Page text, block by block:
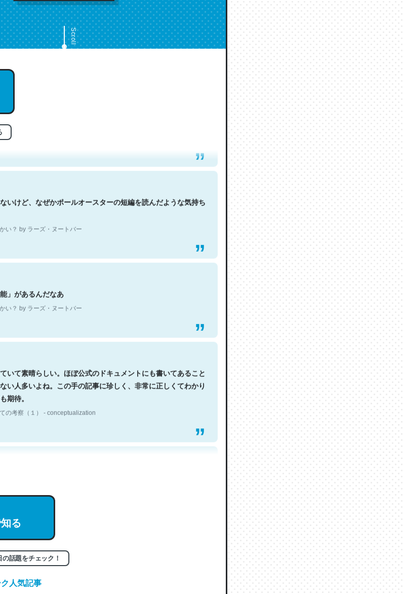
Scroll
レバーなんだろうなと凄く思う。英語少しでも読める人は原文
好き。Let’s Fucking Go. Then Covid hit. Shit.
い？ by ラーズ・ヌートバー
いけど、なぜかポールオースターの短編を読んだような気持ち
い？ by ラーズ・ヌートバー
」があるんだなあ
い？ by ラーズ・ヌートバー
いて素晴らしい。ほぼ公式のドキュメントにも書いてあること
い人多いよね。この手の記事に珍しく、非常に正しくてわかり
期待。
の考察（１） - conceptualization
クンだと英語小説100ページ分くらい。小説でいう「ずっと前
ど、短期記憶というには多い分量。進化すればするほど分かり
る
話題をチェック！
人気記事